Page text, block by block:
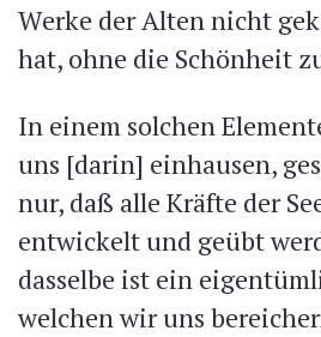
Werke der Alten nicht
hat, ohne die Schönheit
In einem solchen
uns [darin] einhausen,
nur, daß alle Kräfte der
entwickelt und geübt
dasselbe ist ein
welchen wir uns